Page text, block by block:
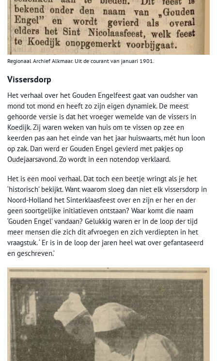
Regionaal Archief Alkmaar. Uit de courant van januari 1901.
Vissersdorp
Het verhaal over het Gouden Engelfeest gaat van oudsher van
mond tot mond en heeft zo zijn eigen dynamiek. De meest
gehoorde versie is dat het vroeger wemelde van de vissers in
Koedijk. Zij waren weken van huis om te vissen op zee en
keerden pas aan het einde van het jaar huiswaarts, mét hun loon
op zak. Dan werd er Gouden Engel gevierd met pakjes op
Oudejaarsavond. Zo wordt in een notendop verklaard.
Het is een mooi verhaal. Dat toch een beetje wringt als je het
‘historisch’ bekijkt. Want waarom sloeg dan niet elk vissersdorp in
Noord-Holland het Sinterklaasfeest over en zijn er her en der
geen soortgelijke initiatieven ontstaan? Waar komt die naam
‘Gouden Engel’ vandaan? Gelukkig waren er in de loop der tijd
meer mensen die zich dit afvroegen en zich verdiepten in het
vraagstuk. ‘ Er is in de loop der jaren heel wat over gefantaseerd
en geschreven.’